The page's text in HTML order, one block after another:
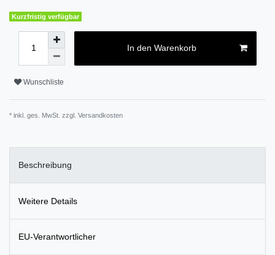
Kurzfristig verfügbar
In den Warenkorb
Wunschliste
* inkl. ges. MwSt. zzgl. Versandkosten
Beschreibung
Weitere Details
EU-Verantwortlicher